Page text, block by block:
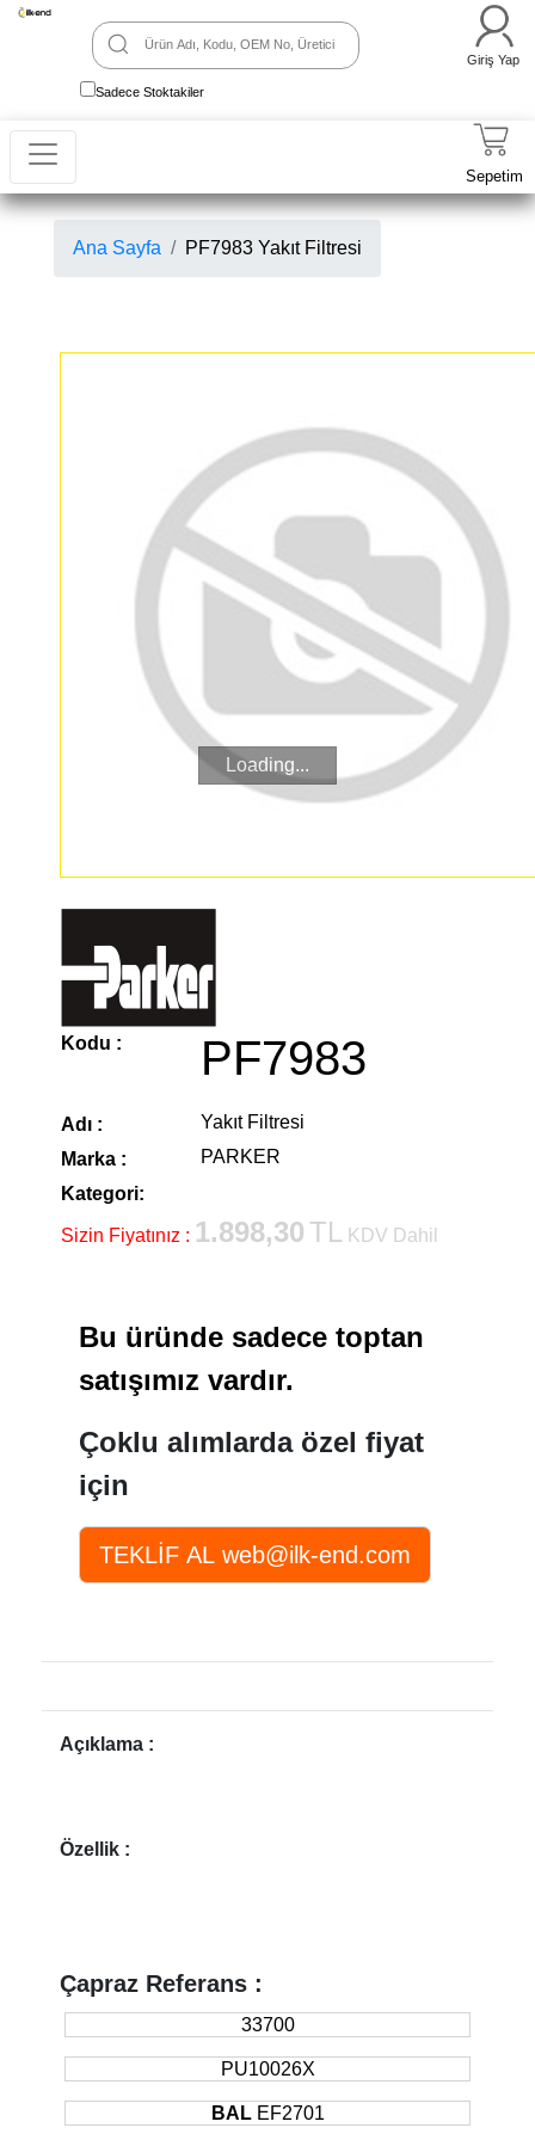
Sadece Stoktakiler
Giriş Yap
Sepetim
Ana Sayfa PF7983 Yakıt Filtresi
Loading...
Kodu : PF7983
Adı :
Yakıt Filtresi
Marka :
PARKER
Kategori:
Sizin Fiyatınız : 1.898,30 TL KDV Dahil
Bu üründe sadece toptan
satışımız vardır.
Çoklu alımlarda özel fiyat
için
Açıklama :
Özellik :
Çapraz Referans :
33700
PU10026X
BAL EF2701